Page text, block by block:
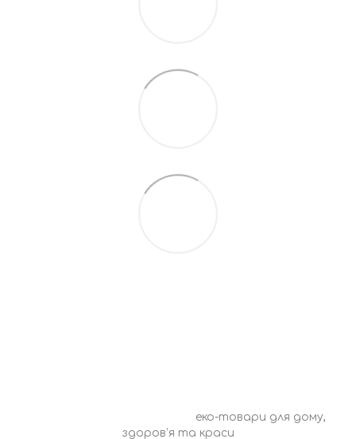
еко-товари для дому,
здоров’я та краси